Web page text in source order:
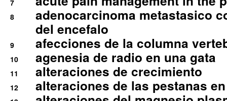
7
8
adenocarcinoma metastasico
del encefalo
9 afecciones de la columna
10 agenesia de radio en una gata
11 alteraciones de crecimiento
12 alteraciones de las pestanas